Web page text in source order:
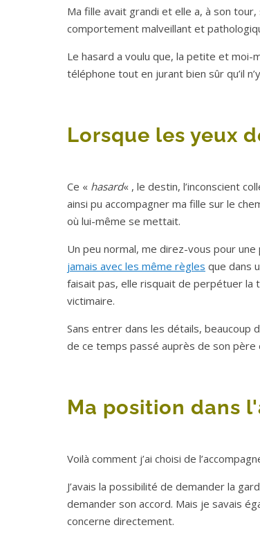
Ma fille avait grandi et elle a, à son
comportement malveillant et
Le hasard a voulu que, la petite et
téléphone tout en jurant bien sûr qu’il
Lorsque les yeux
Ce « hasard« , le destin, l’inconscient
ainsi pu accompagner ma fille sur le
où lui-même se mettait.
Un peu normal, me direz-vous pour
jamais avec les même règles que dans
faisait pas, elle risquait de perpétuer la
victimaire.
Sans entrer dans les détails, beaucoup
de ce temps passé auprès de son père
Ma position dans
Voilà comment j’ai choisi de
J’avais la possibilité de demander la
demander son accord. Mais je savais
concerne directement.